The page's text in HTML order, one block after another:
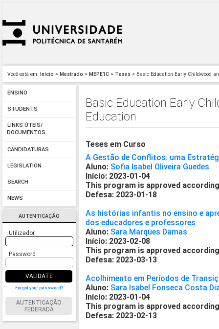
Você está em: Início > Mestrado > MEPE1C > Teses > Basic Education Early Childwood
ENSINO
STUDENTS
LINKS ÚTEIS/
DOCUMENTOS
CANDIDATURAS
LEGISLATION
SEARCH
NEWS
AUTENTICAÇÃO
Utilizador
Password
VALIDATE
Forgot your password?
AUTENTICAÇÃO
FEDERADA
Basic Education Early
Education
Teses em Curso
A Gestão de Conflitos: uma
Aluno: Sofia Isabel Oliveira Guedes
Início: 2023-01-04
This program is approved
Defesa: 2023-01-18
As histórias infantis no ensino e
dos educadores e professores
Aluno: Sara Marques Damas
Início: 2023-02-08
This program is approved
Defesa: 2023-03-13
Acolhimento em Períodos de
Aluno: Sara Isabel Fonseca Costa
Início: 2023-01-04
This program is approved
Defesa: 2023-02-13